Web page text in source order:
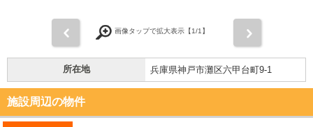
画像タップで拡大表示【1/1】
所在地 兵庫県神戸市灘区六甲台町9-1
施設周辺の物件